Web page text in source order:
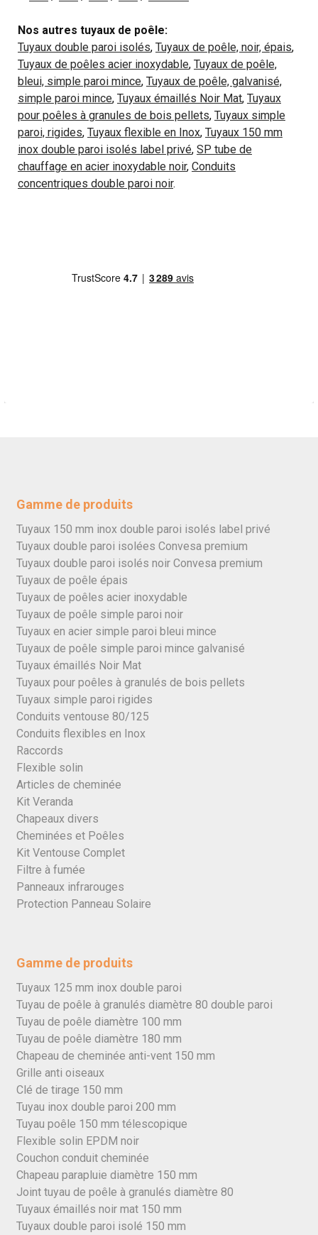
Nos autres tuyaux de poêle:
Tuyaux double paroi isolés, Tuyaux de poêle, noir, épais,
Tuyaux de poêles acier inoxydable, Tuyaux de poêle,
bleui, simple paroi mince, Tuyaux de poêle, galvanisé,
simple paroi mince, Tuyaux émaillés Noir Mat, Tuyaux
pour poêles à granules de bois pellets, Tuyaux simple
paroi, rigides, Tuyaux flexible en Inox, Tuyaux 150 mm
inox double paroi isolés label privé, SP tube de
chauffage en acier inoxydable noir, Conduits
concentriques double paroi noir.
Gamme de produits
Tuyaux 150 mm inox double paroi isolés label privé
Tuyaux double paroi isolées Convesa premium
Tuyaux double paroi isolés noir Convesa premium
Tuyaux de poêle épais
Tuyaux de poêles acier inoxydable
Tuyaux de poêle simple paroi noir
Tuyaux en acier simple paroi bleui mince
Tuyaux de poêle simple paroi mince galvanisé
Tuyaux émaillés Noir Mat
Tuyaux pour poêles à granulés de bois pellets
Tuyaux simple paroi rigides
Conduits ventouse 80/125
Conduits flexibles en Inox
Raccords
Flexible solin
Articles de cheminée
Kit Veranda
Chapeaux divers
Cheminées et Poêles
Kit Ventouse Complet
Filtre à fumée
Panneaux infrarouges
Protection Panneau Solaire
Gamme de produits
Tuyaux 125 mm inox double paroi
Tuyau de poêle à granulés diamètre 80 double paroi
Tuyau de poêle diamètre 100 mm
Tuyau de poêle diamètre 180 mm
Chapeau de cheminée anti-vent 150 mm
Grille anti oiseaux
Clé de tirage 150 mm
Tuyau inox double paroi 200 mm
Tuyau poêle 150 mm télescopique
Flexible solin EPDM noir
Couchon conduit cheminée
Chapeau parapluie diamètre 150 mm
Joint tuyau de poêle à granulés diamètre 80
Tuyaux émaillés noir mat 150 mm
Tuyaux double paroi isolé 150 mm